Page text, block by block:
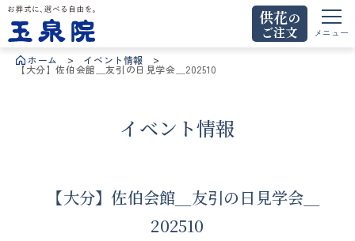
お葬式に、選べる自由を。玉泉院
供花の
ご注文
メニュー
ホーム イベント情報
【大分】佐伯会館＿友引の日見学会＿202510
イベント情報
【大分】佐伯会館＿友引の日見学会＿
202510